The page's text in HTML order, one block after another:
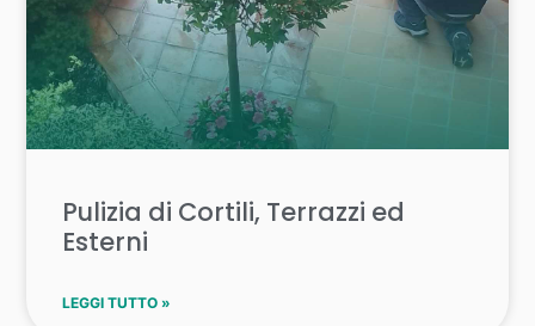
Pulizia di Cortili, Terrazzi ed
Esterni
LEGGI TUTTO »